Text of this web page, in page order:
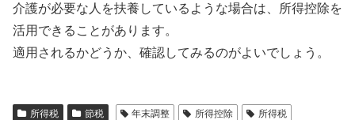
介護が必要な人を扶養しているような場合は、所得控除を
活用できることがあります。
適用されるかどうか、確認してみるのがよいでしょう。
所得税 節税 年末調整 所得控除
所得税